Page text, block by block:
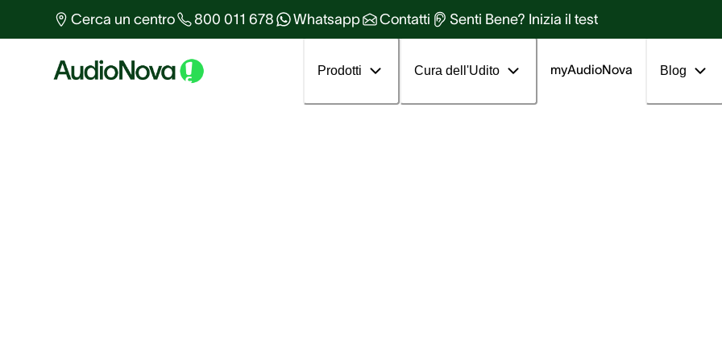
Cerca un centro 800 011 678 Whatsapp Contatti Senti Bene? Inizia il test
Prodotti Cura dell'Udito myAudioNova Blog